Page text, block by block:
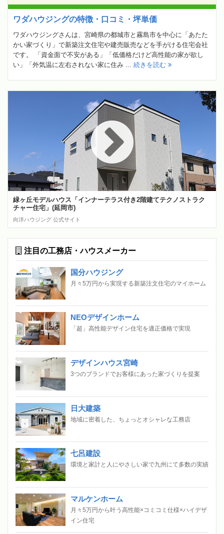
ワダハウジングの特徴・口コミ・坪単価
ワダハウジングさんは、宮崎県の都城市と霧島市を中心に「あたた
かい家づくり」で新築注文住宅や建売販売などを手がける住宅会社
です。 「資金面で不安がある」「低価格だけど高性能の家が欲し
い」「外気温に左右されない家に住み ... 続きを読む
緑ヶ丘モデルハウス「インナーテラス付き2階建てテクノストラク
チャー住宅」(延岡市)
向洋ハウジング 公式サイト
注目の工務店・ハウスメーカー
国分ハウジング
月々5万円から実現する新築注文住宅のマイホーム
NEOデザインホーム
「超」高性能デザイン住宅を適正価格で実現
デザインハウス宮崎
3つのブランドでお客様にあった家づくりを提案
日大建築
地域に密着した、ちょっとオシャレな工務店
七呂建設
環境と家計と人にやさしい家で九州にて多数の実績
マルケンホーム
月々5万円から叶う高性能×コミコミ仕様×ハイデザ
イン住宅